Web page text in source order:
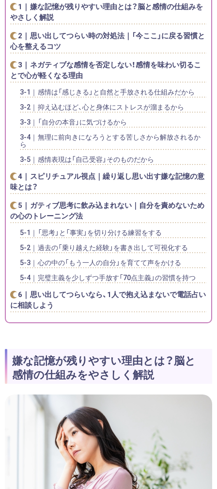
嫌な記憶が残りやすい理由とは？脳と感情の仕組みを
やさしく解説
思い出してつらい時の対処法｜「今ここ」に戻る習慣と
心を整えるコツ
ネガティブな感情を否定しない！感情を味わい切るこ
とで心が軽くなる理由
感情は「感じきる」と自然と手放される仕組みだから
抑え込むほど、心と身体にストレスが溜まるから
「自分の本音」に気づけるから
無理に前向きになろうとする苦しさから解放されるか
ら
感情表現は「自己受容」そのものだから
スピリチュアル視点｜繰り返し思い出す嫌な記憶の意
味とは？
ガティブ思考に飲み込まれない｜自分を責めないため
の心のトレーニング法
「思考」と「事実」を切り分ける練習をする
過去の「乗り越えた経験」を書き出して可視化する
心の中の「もう一人の自分」を育てて声をかける
完璧主義を少しずつ手放す「70点主義」の習慣を持つ
思い出してつらいなら、1人で抱え込まないで電話占い
に相談しよう
嫌な記憶が残りやすい理由とは？脳と
感情の仕組みをやさしく解説